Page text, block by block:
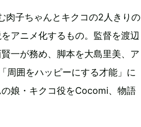
肉子ちゃんとキクコの2人きりの
アニメ化するもの。監督を渡辺
一が務め、脚本を大島里美、ア
囲をハッピーにする才能」に
娘・キクコ役をCocomi、物語